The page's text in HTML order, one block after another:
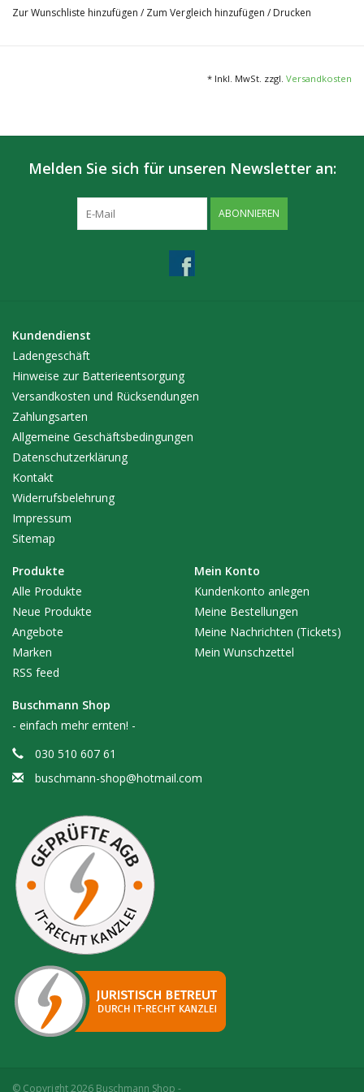
Zur Wunschliste hinzufügen / Zum Vergleich hinzufügen / Drucken
* Inkl. MwSt. zzgl. Versandkosten
Melden Sie sich für unseren Newsletter an:
ABONNIEREN
Kundendienst
Ladengeschäft
Hinweise zur Batterieentsorgung
Versandkosten und Rücksendungen
Zahlungsarten
Allgemeine Geschäftsbedingungen
Datenschutzerklärung
Kontakt
Widerrufsbelehrung
Impressum
Sitemap
Produkte
Alle Produkte
Neue Produkte
Angebote
Marken
RSS feed
Mein Konto
Kundenkonto anlegen
Meine Bestellungen
Meine Nachrichten (Tickets)
Mein Wunschzettel
Buschmann Shop
- einfach mehr ernten! -
030 510 607 61
buschmann-shop@hotmail.com
© Copyright 2026 Buschmann Shop -